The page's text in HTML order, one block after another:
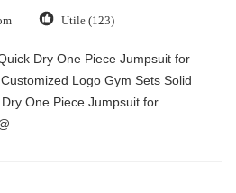
Utile (123)
Dry One Piece Jumpsuit for
Logo Gym Sets Solid
One Piece Jumpsuit for